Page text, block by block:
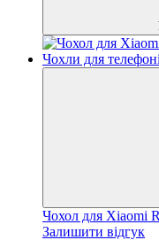
Чохол для Xiaomi
Залишити відгук